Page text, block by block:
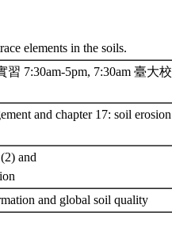
elements in the soils.
7:30am-5pm, 7:30am 臺大校
and chapter 17: soil erosion
and
and global soil quality